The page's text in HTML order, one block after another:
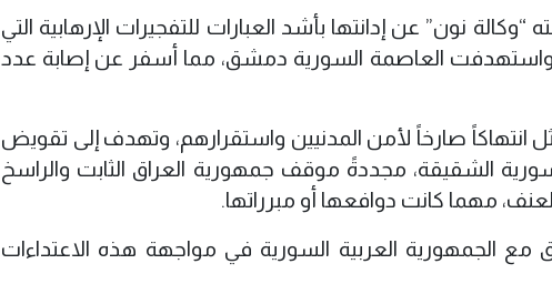
“وكالة نون” عن إدانتها بأشد العبارات للتفجيرات الإرهابية التي
واستهدفت العاصمة السورية دمشق، مما أسفر عن إصابة عدد
انتهاكاً صارخاً لأمن المدنيين واستقرارهم، وتهدف إلى تقويض
الشقيقة، مجددةً موقف جمهورية العراق الثابت والراسخ
مهما كانت دوافعها أو مبرراتها.
مع الجمهورية العربية السورية في مواجهة هذه الاعتداءات